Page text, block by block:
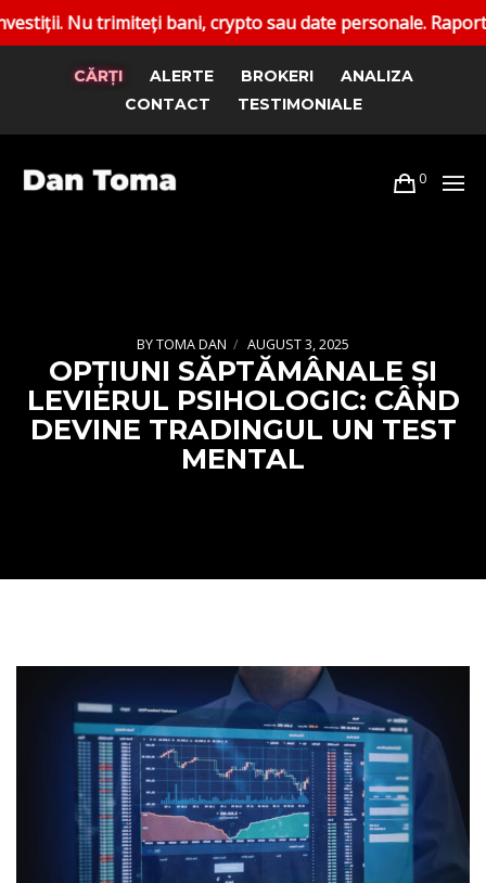
bani, crypto sau date personale. Raportați conturile
CĂRȚI ALERTE BROKERI
ANALIZA
CONTACT
TESTIMONIALE
0
BYTOMA DAN AUGUST 3, 2025
OPȚIUNI SĂPTĂMÂNALE ȘI
LEVIERUL PSIHOLOGIC: CÂND
DEVINE TRADINGUL UN TEST
MENTAL